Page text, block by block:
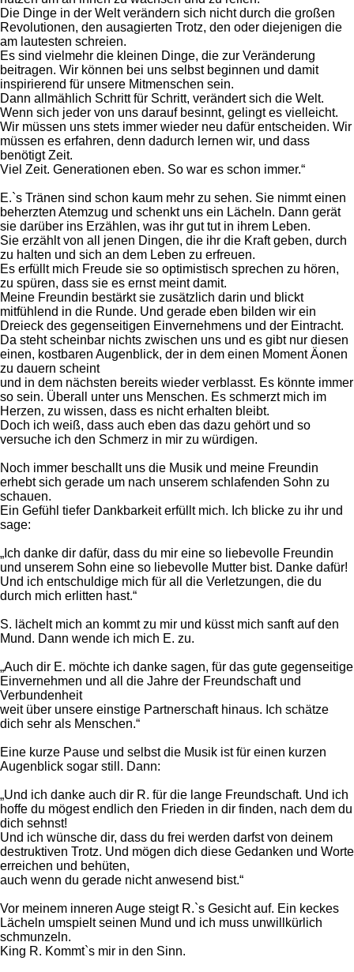
Die Dinge in der Welt verändern sich nicht durch die großen
Revolutionen, den ausagierten Trotz, den oder diejenigen die
am lautesten schreien.
Es sind vielmehr die kleinen Dinge, die zur Veränderung
beitragen. Wir können bei uns selbst beginnen und damit
inspirierend für unsere Mitmenschen sein.
Dann allmählich Schritt für Schritt, verändert sich die Welt.
Wenn sich jeder von uns darauf besinnt, gelingt es vielleicht.
Wir müssen uns stets immer wieder neu dafür entscheiden. Wir
müssen es erfahren, denn dadurch lernen wir, und dass
benötigt Zeit.
Viel Zeit. Generationen eben. So war es schon immer.“
E.`s Tränen sind schon kaum mehr zu sehen. Sie nimmt einen
beherzten Atemzug und schenkt uns ein Lächeln. Dann gerät
sie darüber ins Erzählen, was ihr gut tut in ihrem Leben.
Sie erzählt von all jenen Dingen, die ihr die Kraft geben, durch
zu halten und sich an dem Leben zu erfreuen.
Es erfüllt mich Freude sie so optimistisch sprechen zu hören,
zu spüren, dass sie es ernst meint damit.
Meine Freundin bestärkt sie zusätzlich darin und blickt
mitfühlend in die Runde. Und gerade eben bilden wir ein
Dreieck des gegenseitigen Einvernehmens und der Eintracht.
Da steht scheinbar nichts zwischen uns und es gibt nur diesen
einen, kostbaren Augenblick, der in dem einen Moment Äonen
zu dauern scheint
und in dem nächsten bereits wieder verblasst. Es könnte immer
so sein. Überall unter uns Menschen. Es schmerzt mich im
Herzen, zu wissen, dass es nicht erhalten bleibt.
Doch ich weiß, dass auch eben das dazu gehört und so
versuche ich den Schmerz in mir zu würdigen.
Noch immer beschallt uns die Musik und meine Freundin
erhebt sich gerade um nach unserem schlafenden Sohn zu
schauen.
Ein Gefühl tiefer Dankbarkeit erfüllt mich. Ich blicke zu ihr und
sage:
„Ich danke dir dafür, dass du mir eine so liebevolle Freundin
und unserem Sohn eine so liebevolle Mutter bist. Danke dafür!
Und ich entschuldige mich für all die Verletzungen, die du
durch mich erlitten hast.“
S. lächelt mich an kommt zu mir und küsst mich sanft auf den
Mund. Dann wende ich mich E. zu.
„Auch dir E. möchte ich danke sagen, für das gute gegenseitige
Einvernehmen und all die Jahre der Freundschaft und
Verbundenheit
weit über unsere einstige Partnerschaft hinaus. Ich schätze
dich sehr als Menschen.“
Eine kurze Pause und selbst die Musik ist für einen kurzen
Augenblick sogar still. Dann:
„Und ich danke auch dir R. für die lange Freundschaft. Und ich
hoffe du mögest endlich den Frieden in dir finden, nach dem du
dich sehnst!
Und ich wünsche dir, dass du frei werden darfst von deinem
destruktiven Trotz. Und mögen dich diese Gedanken und Worte
erreichen und behüten,
auch wenn du gerade nicht anwesend bist.“
Vor meinem inneren Auge steigt R.`s Gesicht auf. Ein keckes
Lächeln umspielt seinen Mund und ich muss unwillkürlich
schmunzeln.
King R. Kommt`s mir in den Sinn.